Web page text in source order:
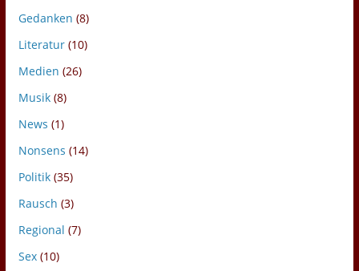
Gedanken (8)
Literatur(10)
Medien (26)
Musik(8)
News (1)
Nonsens (14)
Politik(35)
Rausch (3)
Regional (7)
Sex(10)